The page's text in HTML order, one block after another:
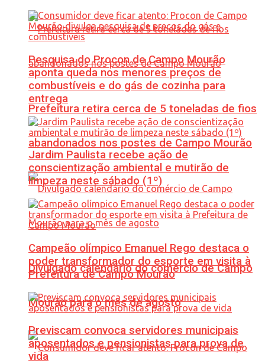
Prefeitura retira cerca de 5 toneladas de fios
abandonados nos postes de Campo Mourão
Divulgado calendário do comércio de Campo
Mourão para o mês de agosto
Pesquisa do Procon de Campo Mourão
aponta queda nos menores preços de
combustíveis e do gás de cozinha para
entrega
Jardim Paulista recebe ação de
conscientização ambiental e mutirão de
limpeza neste sábado (1º)
Campeão olímpico Emanuel Rego destaca o
poder transformador do esporte em visita à
Prefeitura de Campo Mourão
Previscam convoca servidores municipais
aposentados e pensionistas para prova de
vida